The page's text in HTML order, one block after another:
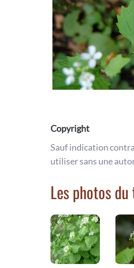
Copyright
Sauf indication
utiliser sans une
Les photos